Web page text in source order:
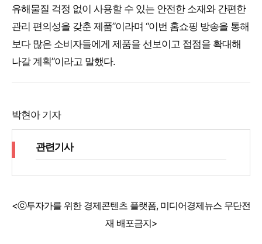
유해물질 걱정 없이 사용할 수 있는 안전한 소재와 간편한
관리 편의성을 갖춘 제품”이라며 “이번 홈쇼핑 방송을 통해
보다 많은 소비자들에게 제품을 선보이고 접점을 확대해
나갈 계획”이라고 말했다.
박현아 기자
관련기사
<ⓒ투자가를 위한 경제콘텐츠 플랫폼, 미디어경제뉴스 무단전
재 배포금지>